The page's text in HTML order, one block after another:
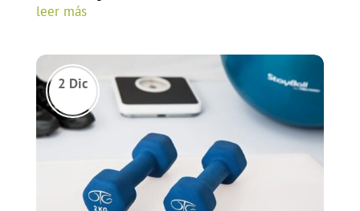
leer más